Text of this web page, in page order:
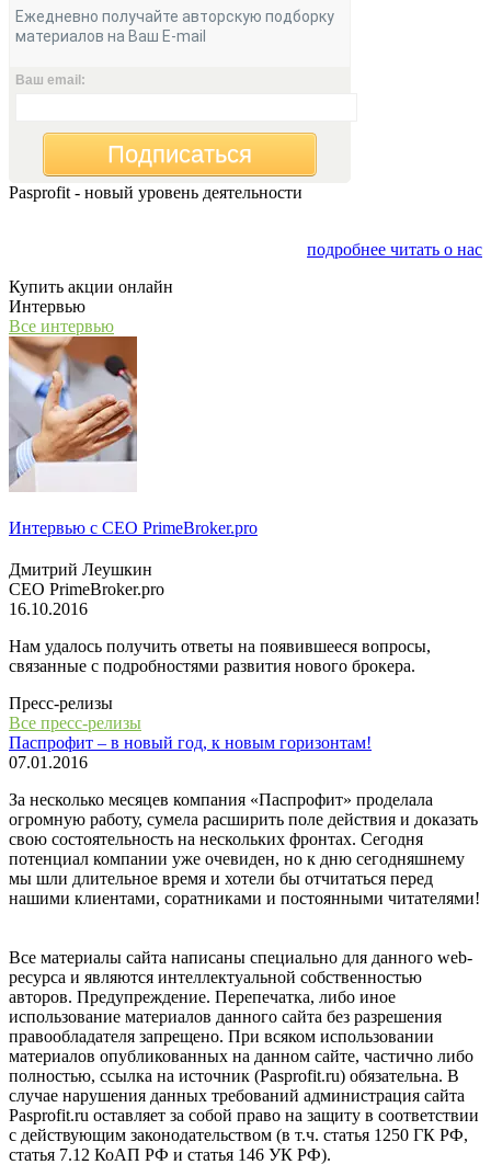
Ежедневно получайте авторскую подборку
материалов на Ваш E-mail
Ваш email:
Подписаться
Pasprofit - новый уровень деятельности
подробнее читать о нас
Купить акции онлайн
Интервью
Все интервью
Интервью с СЕО PrimeBroker.pro
Дмитрий Леушкин
СЕО PrimeBroker.pro
16.10.2016
Нам удалось получить ответы на появившееся вопросы,
связанные с подробностями развития нового брокера.
Пресс-релизы
Все пресс-релизы
Паспрофит – в новый год, к новым горизонтам!
07.01.2016
За несколько месяцев компания «Паспрофит» проделала
огромную работу, сумела расширить поле действия и доказать
свою состоятельность на нескольких фронтах. Сегодня
потенциал компании уже очевиден, но к дню сегодняшнему
мы шли длительное время и хотели бы отчитаться перед
нашими клиентами, соратниками и постоянными читателями!
Все материалы сайта написаны специально для данного web-
ресурса и являются интеллектуальной собственностью
авторов. Предупреждение. Перепечатка, либо иное
использование материалов данного сайта без разрешения
правообладателя запрещено. При всяком использовании
материалов опубликованных на данном сайте, частично либо
полностью, ссылка на источник (Pasprofit.ru) обязательна. В
случае нарушения данных требований администрация сайта
Pasprofit.ru оставляет за собой право на защиту в соответствии
с действующим законодательством (в т.ч. статья 1250 ГК РФ,
статья 7.12 КоАП РФ и статья 146 УК РФ).